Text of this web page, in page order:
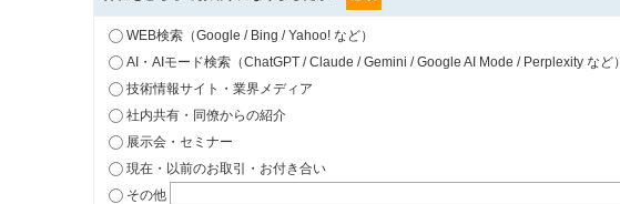
WEB検索（Google / Bing / Yahoo! など）
AI・AIモード検索（ChatGPT / Claude / Gemini / Google AI Mode / Perplexity など）
技術情報サイト・業界メディア
社内共有・同僚からの紹介
展示会・セミナー
現在・以前のお取引・お付き合い
その他